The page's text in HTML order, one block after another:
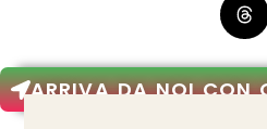
ARRIVA DA NOI CON